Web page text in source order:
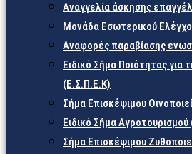
Αναγγελία άσκησης
Μονάδα Εσωτερικού
Αναφορές παραβίασης
Ειδικό Σήμα Ποιότητας για
(Ε.Σ.Π.Ε.Κ)
Σήμα Επισκέψιμου
Ειδικό Σήμα
Σήμα Επισκέψιμου